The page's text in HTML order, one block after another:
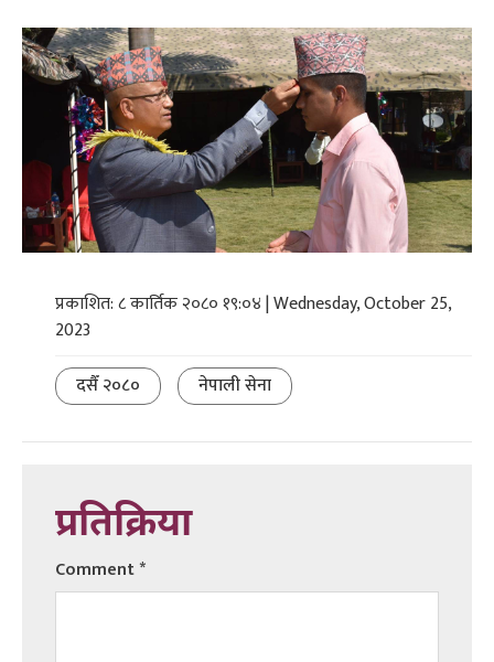
प्रकाशित: ८ कार्तिक २०८० १९:०४ | Wednesday, October 25,
2023
दसैँ २०८०
नेपाली सेना
प्रतिक्रिया
Comment*